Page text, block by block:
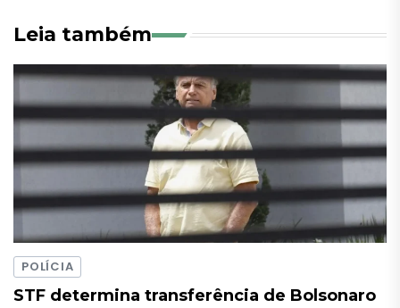
Leia também
POLÍCIA
STF determina transferência de Bolsonaro